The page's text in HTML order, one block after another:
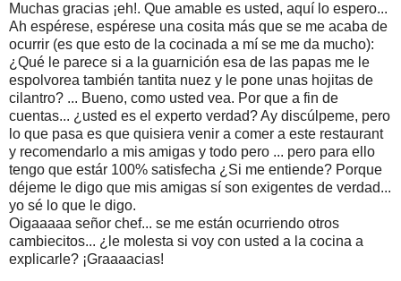
Muchas gracias ¡eh!. Que amable es usted, aquí lo espero...
Ah espérese, espérese una cosita más que se me acaba de
ocurrir (es que esto de la cocinada a mí se me da mucho):
¿Qué le parece si a la guarnición esa de las papas me le
espolvorea también tantita nuez y le pone unas hojitas de
cilantro? ... Bueno, como usted vea. Por que a fin de
cuentas... ¿usted es el experto verdad? Ay discúlpeme, pero
lo que pasa es que quisiera venir a comer a este restaurant
y recomendarlo a mis amigas y todo pero ... pero para ello
tengo que estár 100% satisfecha ¿Si me entiende? Porque
déjeme le digo que mis amigas sí son exigentes de verdad...
yo sé lo que le digo.
Oigaaaaa señor chef... se me están ocurriendo otros
cambiecitos... ¿le molesta si voy con usted a la cocina a
explicarle? ¡Graaaacias!